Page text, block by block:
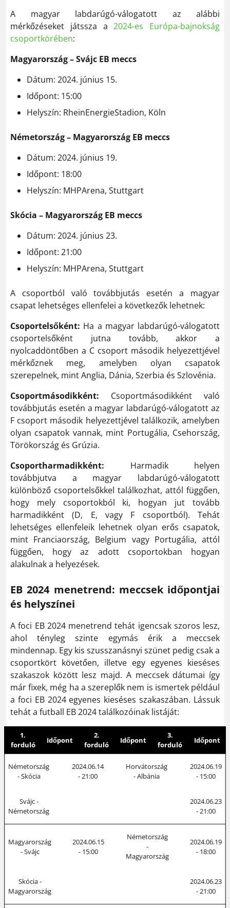
A magyar labdarúgó-válogatott az alábbi
mérkőzéseket játssza a2024-es Európa-bajnokság
csoportkörében:
Magyarország – Svájc EB meccs
Dátum: 2024. június 15.
Időpont: 15:00
Helyszín: RheinEnergieStadion, Köln
Németország – Magyarország EB meccs
Dátum: 2024. június 19.
Időpont: 18:00
Helyszín: MHPArena, Stuttgart
Skócia – Magyarország EB meccs
Dátum: 2024. június 23.
Időpont: 21:00
Helyszín: MHPArena, Stuttgart
A csoportból való továbbjutás esetén a magyar
csapat lehetséges ellenfelei a következők lehetnek:
Csoportelsőként: Ha a magyar labdarúgó-válogatott
csoportelsőként jutna tovább, akkor a
nyolcaddöntőben a C csoport második helyezettjével
mérkőznek meg, amelyben olyan csapatok
szerepelnek, mint Anglia, Dánia, Szerbia és Szlovénia.
Csoportmásodikként: Csoportmásodikként való
továbbjutás esetén a magyar labdarúgó-válogatott az
F csoport második helyezettjével találkozik, amelyben
olyan csapatok vannak, mint Portugália, Csehország,
Törökország és Grúzia.
Csoportharmadikként: Harmadik helyen
továbbjutva a magyar labdarúgó-válogatott
különböző csoportelsőkkel találkozhat, attól függően,
hogy mely csoportokból ki, hogyan jut tovább
harmadikként (D, E, vagy F csoportból). Tehát
lehetséges ellenfeleik lehetnek olyan erős csapatok,
mint Franciaország, Belgium vagy Portugália, attól
függően, hogy az adott csoportokban hogyan
alakulnak a helyezések.
EB 2024 menetrend: meccsek időpontjai
és helyszínei
A foci EB 2024 menetrend tehát igencsak szoros lesz,
ahol tényleg szinte egymás érik a meccsek
mindennap. Egy kis szusszanásnyi szünet pedig csak a
csoportkört követően, illetve egy egyenes kieséses
szakaszok között lesz majd. A meccsek dátumai így
már fixek, még ha a szereplők nem is ismertek például
a foci EB 2024 egyenes kieséses szakaszában. Lássuk
tehát a futball EB 2024 találkozóinak listáját:
1.
forduló
Időpont
2.
forduló
Időpont
3.
forduló
Időpont
Németország
- Skócia
2024.06.14
- 21:00
Horvátország
- Albánia
2024.06.19
- 15:00
Svájc -
Németország
2024.06.23
- 21:00
Magyarország
- Svájc
2024.06.15
- 15:00
Németország
-
Magyarország
2024.06.19
- 18:00
Skócia -
Magyarország
2024.06.23
- 21:00